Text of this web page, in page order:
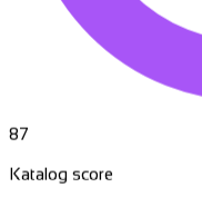
87
Katalog score